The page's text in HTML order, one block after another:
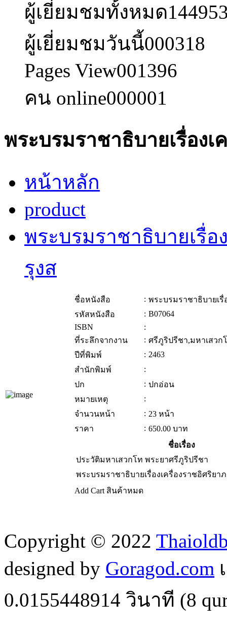
ผู้เยี่ยมชมทั้งหมด
ผู้เยี่ยมชมวันนี้000318
Pages View001396
คน online000001
พระบรมราชาธิบายเรื่อง
หน้าหลัก
product
พระบรมราชาธิบายเรื่
รุงส
ชื่อหนังสือ : พระบรมราชาธิบายเ
รหัสหนังสือ
: B07064
ISBN
:
ที่ระลึกจากงาน
: ศรีภูริปรีชา,มหาเสวก
ปีที่พิมพ์
: 2463
สำนักพิมพ์
:
ปก
: ปกอ่อน
หมายเหตุ
:
จำนวนหน้า
: 23 หน้า
ราคา
: 650.00 บาท
ชื่อเรื่อง
ประวัติมหาเสวกโท พระยาศรีภูริปรีชา
พระบรมราชาธิบายเรื่องเครื่องราชอิศริย
Add Cart สินค้าหมด
Copyright © 2022
designed by Goragod.com
0.0155448914 วินาที (8